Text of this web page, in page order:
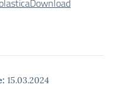
Download
15.03.2024